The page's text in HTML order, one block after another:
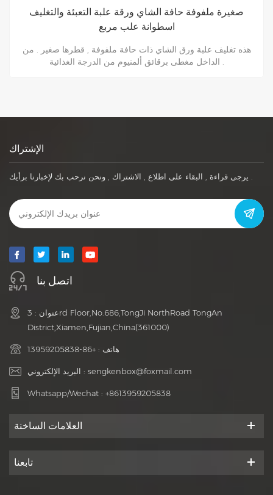
علب ورق كرافت بيضاء للطعام
هذه تغليف أنبوب ورق الشاي مصنوع من ورق الكرافت الأبيض , من
الداخل بورق الألمنيوم المخصص للطعام , وهو مقاوم للرطوبة والماء .
الإشتراك
اتصل بنا
عنوان : 3rd Floor,No.686,TongJi NorthRoad TongAn
District,Xiamen,Fujian,China(361000)
هاتف : +86-13959205838
البريد الإلكتروني : sengkenbox@foxmail.com
Whatsapp/Wechat : +8613959205838
العلامات الساخنة
تابعنا